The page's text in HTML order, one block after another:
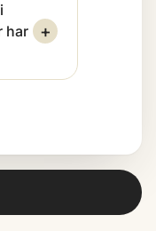
har
+